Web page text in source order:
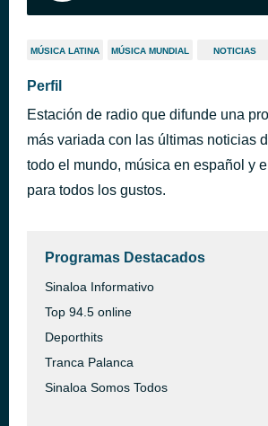
MÚSICA LATINA MÚSICA MUNDIAL NOTICIAS
Perfil
Estación de radio que difunde una
más variada con las últimas noticias
todo el mundo, música en español y
para todos los gustos.
Programas Destacados
Sinaloa Informativo
Top 94.5 online
Deporthits
Tranca Palanca
Sinaloa Somos Todos